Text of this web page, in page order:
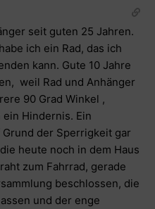
seit guten 25 Jahren.
ich ein Rad, das ich
kann. Gute 10 Jahre
weil Rad und Anhänger
90 Grad Winkel ,
Hindernis. Ein
der Sperrigkeit gar
heute noch in dem Haus
zum Fahrrad, gerade
beschlossen, die
und der enge